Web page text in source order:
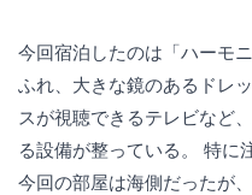
今回宿泊したのは「ハーモ
ふれ、大きな鏡のあるドレ
スが視聴できるテレビなど
る設備が整っている。 特に
今回の部屋は海側だったが